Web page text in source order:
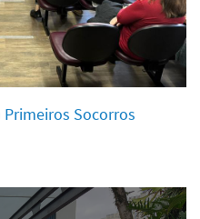
Primeiros Socorros